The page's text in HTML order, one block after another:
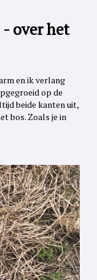
over het
en ik verlang
op de
beide kanten uit,
bos. Zoals je in